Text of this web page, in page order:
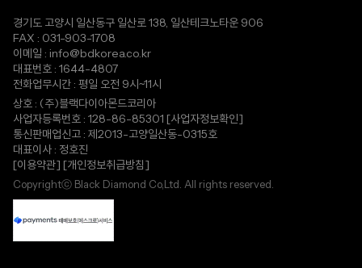
경기도 고양시 일산동구 일산로 138, 일산테크노타운 906
FAX : 031-903-1708
이메일 : info@bdkorea.co.kr
대표번호 : 1644-4807
전화업무시간 : 평일 오전 9시~11시
상호 : (주)블랙다이아몬드코리아
사업자등록번호 : 128-86-85301 [사업자정보확인]
통신판매업신고 : 제2013-고양일산동-0315호
대표이사 : 정호진
[이용약관] [개인정보취급방침]
Copyrightⓒ Black Diamond Co,Ltd. All rights reserved.